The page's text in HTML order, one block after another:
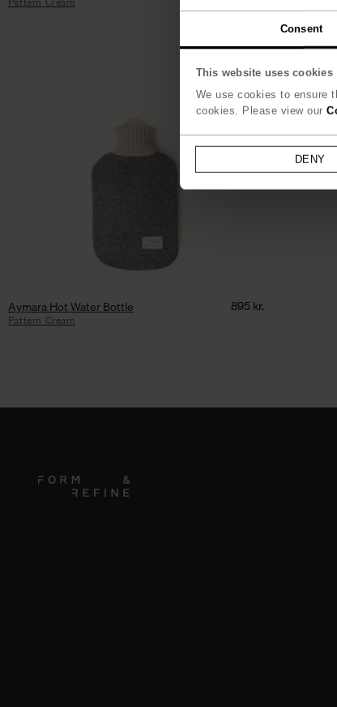
Consent
This website uses cookies
We use cookies to ensure
cookies. Please view our
DENY
Aymara Hot Water Bottle
Pattern Cream
895kr.